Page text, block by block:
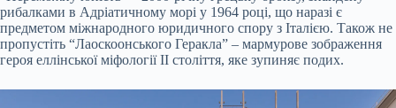
рибалками в Адріатичному морі у 1964 році, що наразі є
предметом міжнародного юридичного спору з Італією. Також не
пропустіть “Лаоскоонського Геракла” – мармурове зображення
героя еллінської міфології II століття, яке зупиняє подих.